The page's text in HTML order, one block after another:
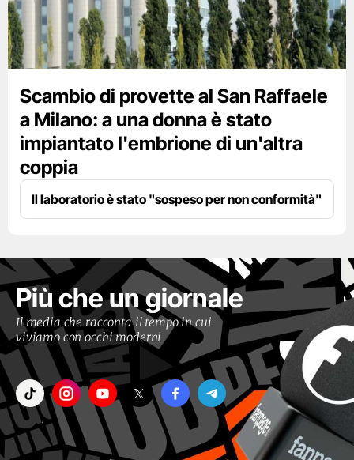
Scambio di provette al San Raffaele
a Milano: a una donna è stato
impiantato l'embrione di un'altra
coppia
Il laboratorio è stato "sospeso per non conformità"
Più che un giornale
Il media che racconta il tempo in cui
viviamo con occhi moderni